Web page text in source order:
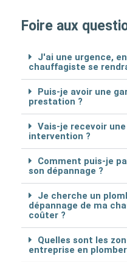
Foire aux
J'ai une urgence,
chauffagiste se
Puis-je avoir une
prestation ?
Vais-je recevoir
intervention ?
Comment puis-je
son dépannage ?
Je cherche un
dépannage de ma
coûter ?
Quelles sont les
entreprise en